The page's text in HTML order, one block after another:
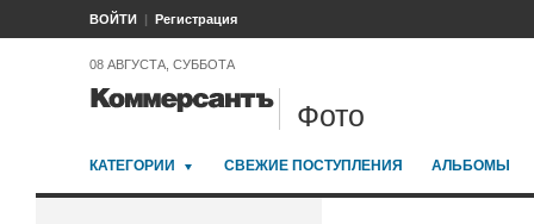
ВОЙТИ Регистрация
08 АВГУСТА, СУББОТА
Фото
КАТЕГОРИИ СВЕЖИЕ ПОСТУПЛЕНИЯ АЛЬБОМЫ